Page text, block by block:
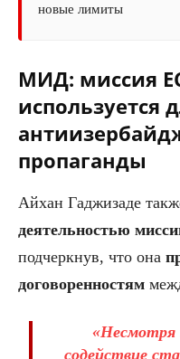
новые лимиты
МИД: миссия
используется
пропаганды
Айхан Гаджизаде
деятельностью
подчеркнув, что она
договоренностям
«Несмотря
содействие